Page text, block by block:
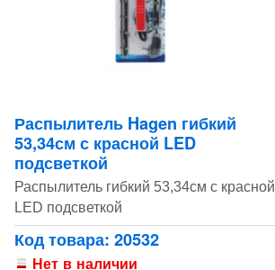
Распылитель Hagen гибкий
53,34см с красной LED
подсветкой
Распылитель гибкий 53,34см с красной
LED подсветкой
Код товара: 20532
Нет в наличии